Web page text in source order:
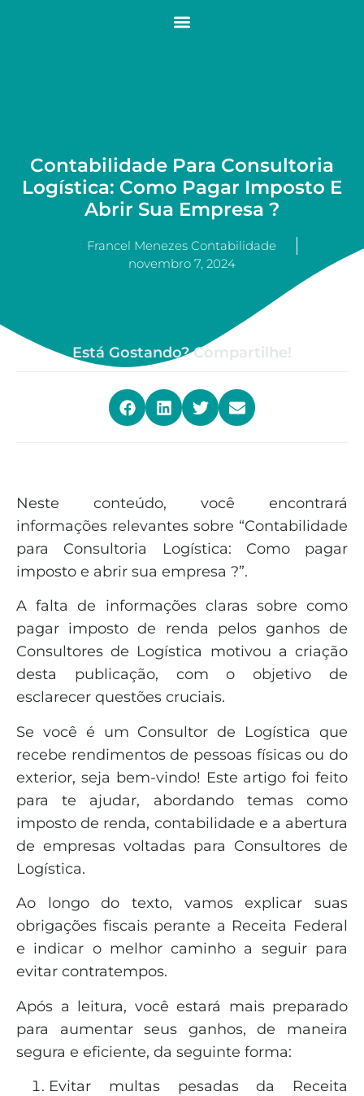
Contabilidade Para Consultoria
Logística: Como Pagar Imposto E
Abrir Sua Empresa ?
Francel Menezes Contabilidade
novembro 7, 2024
Está Gostando? Compartilhe!
Neste conteúdo, você encontrará
informações relevantes sobre “Contabilidade
para Consultoria Logística: Como pagar
imposto e abrir sua empresa ?”.
A falta de informações claras sobre como
pagar imposto de renda pelos ganhos de
Consultores de Logística motivou a criação
desta publicação, com o objetivo de
esclarecer questões cruciais.
Se você é um Consultor de Logística que
recebe rendimentos de pessoas físicas ou do
exterior, seja bem-vindo! Este artigo foi feito
para te ajudar, abordando temas como
imposto de renda, contabilidade e a abertura
de empresas voltadas para Consultores de
Logística.
Ao longo do texto, vamos explicar suas
obrigações fiscais perante a Receita Federal
e indicar o melhor caminho a seguir para
evitar contratempos.
Após a leitura, você estará mais preparado
para aumentar seus ganhos, de maneira
segura e eficiente, da seguinte forma:
Evitar multas pesadas da Receita